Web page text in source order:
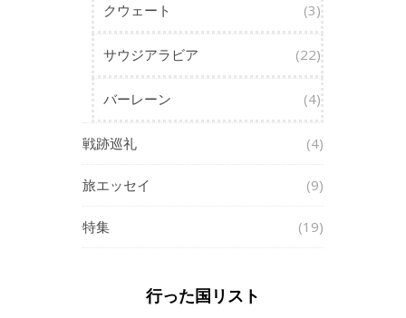
クウェート (3)
サウジアラビア (22)
バーレーン (4)
戦跡巡礼 (4)
旅エッセイ (9)
特集 (19)
行った国リスト